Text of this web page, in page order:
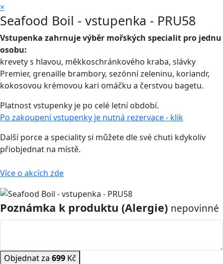
×
Seafood Boil - vstupenka - PRU58
Vstupenka zahrnuje výběr mořských specialit pro jednu
osobu:
krevety s hlavou, měkkoschránkového kraba, slávky
Premier, grenaille brambory, sezónní zeleninu, koriandr,
kokosovou krémovou kari omáčku a čerstvou bagetu.
Platnost vstupenky je po celé letní období.
Po zakoupení vstupenky je nutná rezervace - klik
Další porce a speciality si můžete dle své chuti kdykoliv
přiobjednat na místě.
Více o akcích zde
Poznámka k produktu (Alergie) nepovinné
Objednat za 699 Kč